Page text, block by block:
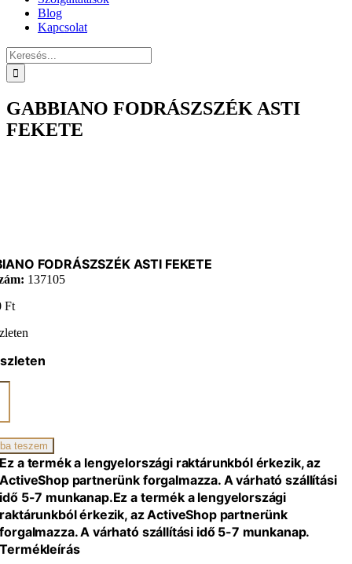
Blog
Kapcsolat
Keresés...
GABBIANO FODRÁSZSZÉK ASTI
FEKETE
FODRÁSZSZÉK ASTI FEKETE
137105
Ft
teszem
Ez a termék a lengyelországi raktárunkból érkezik, az
ActiveShop partnerünk forgalmazza. A várható szállítási
idő 5-7 munkanap.Ez a termék a lengyelországi
raktárunkból érkezik, az ActiveShop partnerünk
forgalmazza. A várható szállítási idő 5-7 munkanap.
Termékleírás